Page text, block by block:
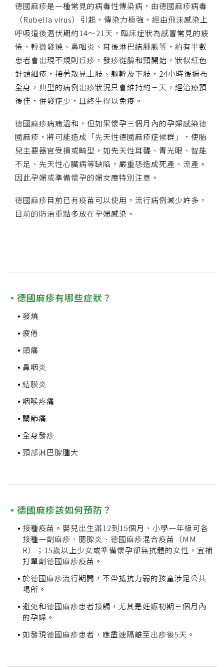
德國麻疹是一種常見的病毒性傳染病，由德國麻疹病毒
（Rubella virus）引起，傳染力極強，經由飛沫感染上
呼吸道後潛伏期約14～21天，臨床症狀為感冒常見的疲
倦、輕微發燒、鼻咽炎、耳後淋巴結腫脹等，約有半數
患者會出現不規則丘疹，發疹從臉和頸開始，狀似紅色
針頭細疹，接著散見上肢、軀幹及下肢，24小時後遍布
全身，典型的病例出疹狀況只會維持約三天，經治療預
後佳，併發症少，且終生得以免疫。
德國麻疹病癥溫和，但如果懷孕三個月內的孕婦感染德
國麻疹，將可能造成「先天性德國麻疹症候群」，使胎
兒主要器官受損或畸型，如先天性耳聾、青光眼、智能
不足、先天性心臟病等缺陷，嚴重恐造成死產、流產。
因此孕婦或準備懷孕的婦女應特別注意。
德國麻疹目前已有疫苗可以使用，流行病例減少許多，
目前的防治重點多放在孕婦感染。
德國麻疹有哪些症狀？
發燒
疲倦
頭痛
鼻咽炎
結膜炎
咽喉疼痛
關節痛
全身發疹
頸部淋巴腺腫大
德國麻疹該如何預防？
接種疫苗。嬰兒出生滿12到15個月、小學一年級可各
接種一劑麻疹、腮腺炎、德國麻疹混合疫苗（MM
R）；15歲以上少女或準備懷孕卻無抗體的女性，宜補
打單劑德國麻疹疫苗。
於德國麻疹流行期間，不帶抵抗力弱的孩童涉足公共
場所。
避免和德國麻疹患者接觸，尤其是妊娠初期三個月內
的孕婦。
如發現德國麻疹患者，應盡速隔離至出疹後5天。